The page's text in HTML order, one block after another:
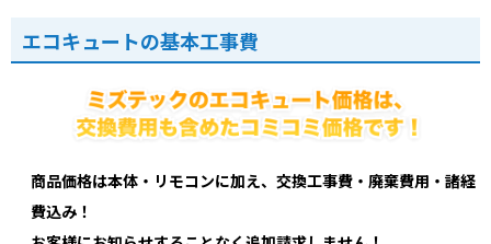
エコキュートの基本工事費
商品価格は本体・リモコンに加え、交換工事費・廃棄費用・諸経
費込み！